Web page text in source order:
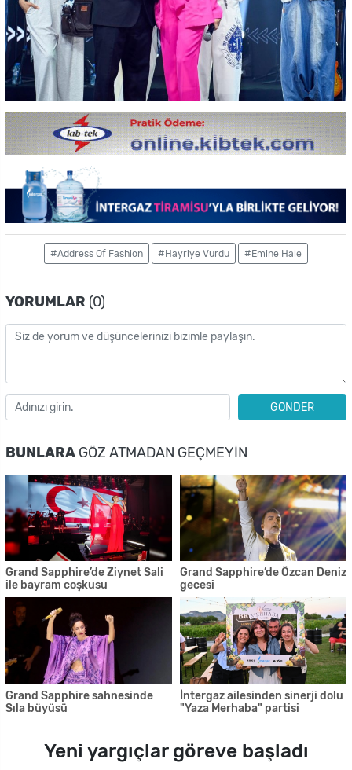
#Address Of Fashion #Hayriye Vurdu #Emine Hale
YORUMLAR (0)
GÖNDER
BUNLARA GÖZ ATMADAN GEÇMEYIN
Grand Sapphire’de Ziynet Sali
ile bayram coşkusu
Grand Sapphire’de Özcan Deniz
gecesi
Grand Sapphire sahnesinde
Sıla büyüsü
İntergaz ailesinden sinerji dolu
"Yaza Merhaba" partisi
Yeni yargıçlar göreve başladı